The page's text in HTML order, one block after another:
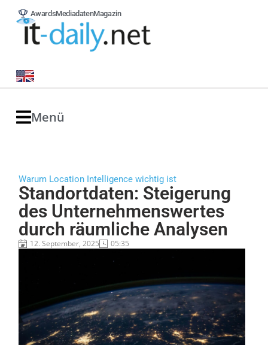
AwardsMediadatenMagazin
Menü
Warum Location Intelligence wichtig ist
Standortdaten: Steigerung
des Unternehmenswertes
durch räumliche Analysen
12. September, 2025 05:35